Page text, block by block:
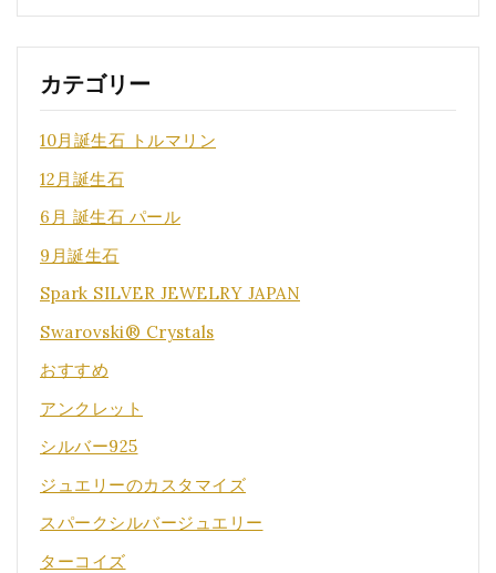
カテゴリー
10月誕生石 トルマリン
12月誕生石
6月 誕生石 パール
9月誕生石
Spark SILVER JEWELRY JAPAN
Swarovski® Crystals
おすすめ
アンクレット
シルバー925
ジュエリーのカスタマイズ
スパークシルバージュエリー
ターコイズ